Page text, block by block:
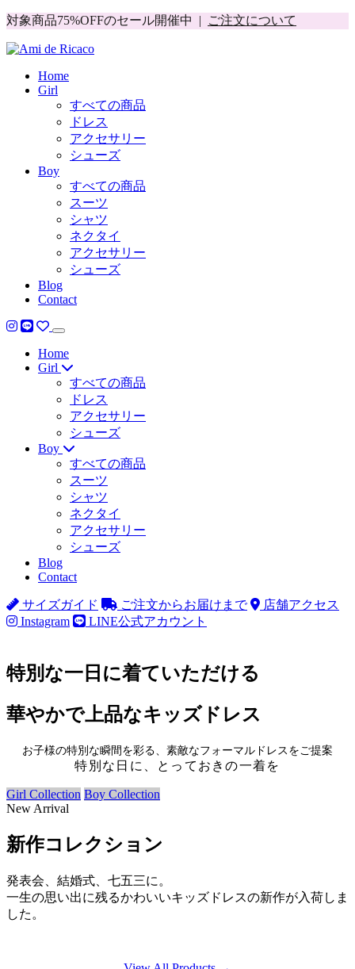
対象商品75%OFFのセール開催中 | ご注文について
Home
Girl
すべての商品
ドレス
アクセサリー
シューズ
Boy
すべての商品
スーツ
シャツ
ネクタイ
アクセサリー
シューズ
Blog
Contact
Home
Girl
すべての商品
ドレス
アクセサリー
シューズ
Boy
すべての商品
スーツ
シャツ
ネクタイ
アクセサリー
シューズ
Blog
Contact
サイズガイド ご注文からお届けまで
店舗アクセス
Instagram
LINE公式アカウント
特別な一日に着ていただける
華やかで上品なキッズドレス
お子様の特別な瞬間を彩る、素敵なフォーマルドレスをご提案
特別な日に、とっておきの一着を
Girl Collection Boy Collection
New Arrival
新作コレクション
発表会、結婚式、七五三に。
一生の思い出に残るかわいいキッズドレスの新作が入荷しま
した。